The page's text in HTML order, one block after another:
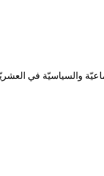
والسياسيّة في